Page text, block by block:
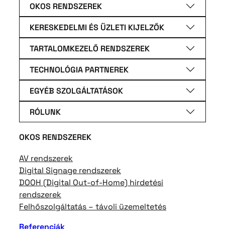
OKOS RENDSZEREK
KERESKEDELMI ÉS ÜZLETI KIJELZŐK
TARTALOMKEZELŐ RENDSZEREK
TECHNOLÓGIA PARTNEREK
EGYÉB SZOLGÁLTATÁSOK
RÓLUNK
OKOS RENDSZEREK
AV rendszerek
Digital Signage rendszerek
DOOH (Digital Out-of-Home) hirdetési
rendszerek
Felhőszolgáltatás – távoli üzemeltetés
Referenciák